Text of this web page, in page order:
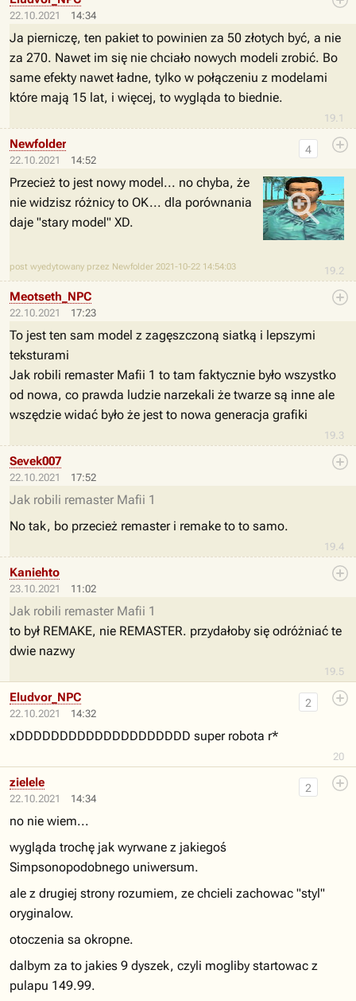
22.10.2021 14:34
19.1
Ja pierniczę, ten pakiet to powinien za 50 złotych być, a nie
za 270. Nawet im się nie chciało nowych modeli zrobić. Bo
same efekty nawet ładne, tylko w połączeniu z modelami
które mają 15 lat, i więcej, to wygląda to biednie.
22.10.2021 14:52
19.2
4
Newfolder
Przecież to jest nowy model... no chyba, że
nie widzisz różnicy to OK... dla porównania
daje "stary model" XD.
post wyedytowany przez Newfolder 2021-10-22 14:54:03
22.10.2021 17:23
19.3
Meotseth_NPC
To jest ten sam model z zagęszczoną siatką i lepszymi
teksturami
Jak robili remaster Mafii 1 to tam faktycznie było wszystko
od nowa, co prawda ludzie narzekali że twarze są inne ale
wszędzie widać było że jest to nowa generacja grafiki
22.10.2021 17:52
19.4
Sevek007
Jak robili remaster Mafii 1
No tak, bo przecież remaster i remake to to samo.
23.10.2021 11:02
19.5
Kaniehto
Jak robili remaster Mafii 1
to był REMAKE, nie REMASTER. przydałoby się odróżniać te
dwie nazwy
22.10.2021 14:32
20
2
Eludvor_NPC
xDDDDDDDDDDDDDDDDDDDD super robota r*
22.10.2021 14:34
2
zielele
no nie wiem...
wygląda trochę jak wyrwane z jakiegoś
Simpsonopodobnego uniwersum.
ale z drugiej strony rozumiem, ze chcieli zachowac "styl"
oryginalow.
otoczenia sa okropne.
dalbym za to jakies 9 dyszek, czyli mogliby startowac z
pulapu 149.99.